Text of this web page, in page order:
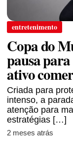
entretenimento
Copa do
pausa
ativo
Criada para
intenso, a
atenção para
estratégias […]
2 meses atrás